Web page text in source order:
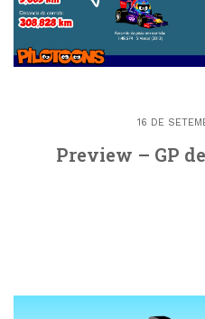
16 DE
Preview – GP